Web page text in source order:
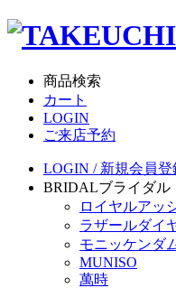
商品検索
カート
LOGIN
ご来店予約
LOGIN / 新規会員登
BRIDALブライダル
ロイヤルアッ
ラザールダイ
モニッケンダ
MUNISO
萬時